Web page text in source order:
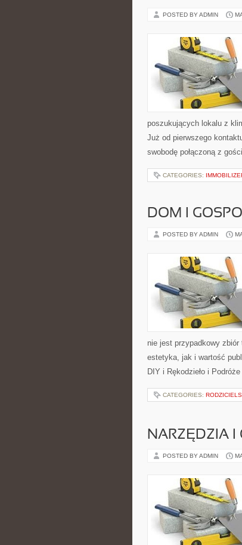
POSTED BY ADMIN
poszukujących lokalu z
Już od pierwszego
swobodę połączoną z
CATEGORIES:
DOM I
POSTED BY ADMIN
nie jest przypadkowy
estetyka, jak i wartość
DIY i Rękodzieło i
CATEGORIES:
NARZĘDZIA I
POSTED BY ADMIN